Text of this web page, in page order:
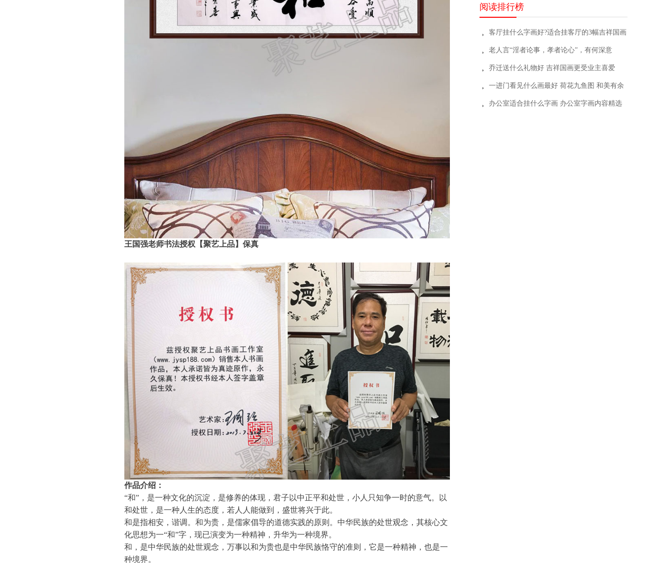
阅读排行榜
뀧 客厅挂什么字画好?适合挂客厅的3幅吉祥国画
뀧 老人言“淫者论事，孝者论心”，有何深意
뀧 乔迁送什么礼物好 吉祥国画更受业主喜爱
뀧 一进门看见什么画最好 荷花九鱼图 和美有余
뀧 办公室适合挂什么字画 办公室字画内容精选
王国强老师书法授权【聚艺上品】保真
作品介绍：
“和”，是一种文化的沉淀，是修养的体现，君子以中正平和处世，小人只知争一时的意气。以
和处世，是一种人生的态度，若人人能做到，盛世将兴于此。
和是指相安，谐调。和为贵，是儒家倡导的道德实践的原则。中华民族的处世观念，其核心文
化思想为一“和”字，现已演变为一种精神，升华为一种境界。
和，是中华民族的处世观念，万事以和为贵也是中华民族恪守的准则，它是一种精神，也是一
种境界。